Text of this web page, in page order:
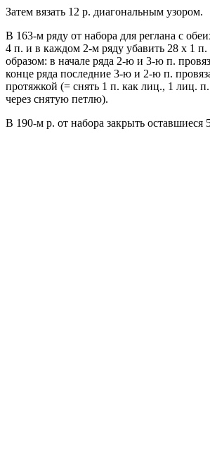
Затем вязать 12 р. диагональным узором.
В 163-м ряду от набора для реглана с
4 п. и в каждом 2-м ряду убавить 28 х 1
образом: в начале ряда 2-ю и 3-ю п.
конце ряда последние 3-ю и 2-ю п.
протяжкой (= снять 1 п. как лиц., 1 лиц.
через снятую петлю).
В 190-м р. от набора закрыть оставшиеся